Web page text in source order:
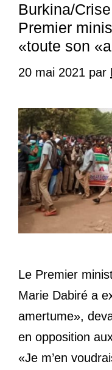
Burkina/
Premier
«toute son
20 mai 2021 par
Le Premier
Marie Dabiré a
amertume»,
en opposition
«Je m’en